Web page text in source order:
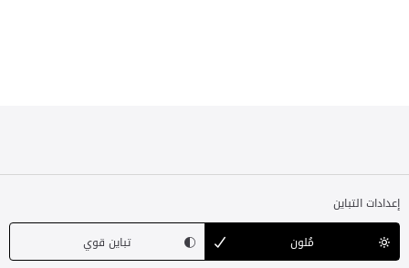
إعدادات التباين
مُلون
تباين قوي